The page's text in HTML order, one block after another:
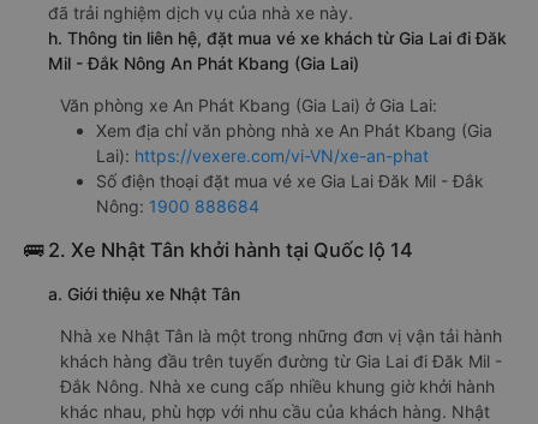
đã trải nghiệm dịch vụ của nhà xe này.
h. Thông tin liên hệ, đặt mua vé xe khách từ Gia Lai đi Đăk
Mil - Đắk Nông An Phát Kbang (Gia Lai)
Văn phòng xe An Phát Kbang (Gia Lai) ở Gia Lai:
Xem địa chỉ văn phòng nhà xe An Phát Kbang (Gia
Lai): https://vexere.com/vi-VN/xe-an-phat
Số điện thoại đặt mua vé xe Gia Lai Đăk Mil - Đắk
Nông: 1900 888684
🚌 2. Xe Nhật Tân khởi hành tại Quốc lộ 14
a. Giới thiệu xe Nhật Tân
Nhà xe Nhật Tân là một trong những đơn vị vận tải hành
khách hàng đầu trên tuyến đường từ Gia Lai đi Đăk Mil -
Đắk Nông. Nhà xe cung cấp nhiều khung giờ khởi hành
khác nhau, phù hợp với nhu cầu của khách hàng. Nhật